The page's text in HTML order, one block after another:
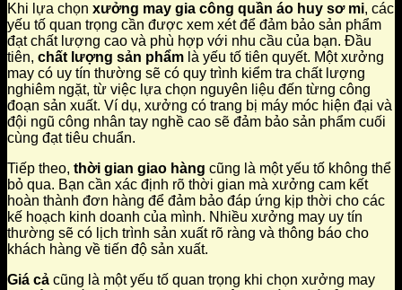
Khi lựa chọn xưởng may gia công quần áo huy sơ mi, các
yếu tố quan trọng cần được xem xét để đảm bảo sản phẩm
đạt chất lượng cao và phù hợp với nhu cầu của bạn. Đầu
tiên, chất lượng sản phẩm là yếu tố tiên quyết. Một xưởng
may có uy tín thường sẽ có quy trình kiểm tra chất lượng
nghiêm ngặt, từ việc lựa chọn nguyên liệu đến từng công
đoạn sản xuất. Ví dụ, xưởng có trang bị máy móc hiện đại và
đội ngũ công nhân tay nghề cao sẽ đảm bảo sản phẩm cuối
cùng đạt tiêu chuẩn.
Tiếp theo, thời gian giao hàng cũng là một yếu tố không thể
bỏ qua. Bạn cần xác định rõ thời gian mà xưởng cam kết
hoàn thành đơn hàng để đảm bảo đáp ứng kịp thời cho các
kế hoạch kinh doanh của mình. Nhiều xưởng may uy tín
thường sẽ có lịch trình sản xuất rõ ràng và thông báo cho
khách hàng về tiến độ sản xuất.
Giá cả cũng là một yếu tố quan trọng khi chọn xưởng may